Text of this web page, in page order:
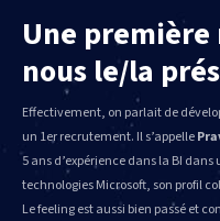
Une première
nous le/la
Effectivement, on parlait de
un 1er recrutement. Il s’appelle
5 ans d’expérience dans la BI
technologies Microsoft, son profil
Le feeling est aussi bien passé et